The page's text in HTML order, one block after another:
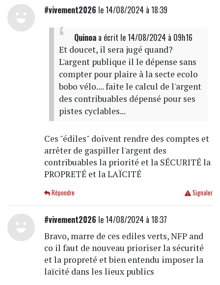
#vivement2026 le 14/08/2024 à 18:39
Quinoaa écrit le 14/08/2024 à 09h16
Et doucet, il sera jugé quand?
L'argent publique il le dépense sans
compter pour plaire à la secte ecolo
bobo vélo.... faite le calcul de l'argent
des contribuables dépensé pour ses
pistes cyclables...
Ces "édiles" doivent rendre des comptes et
arrêter de gaspiller l'argent des
contribuables la priorité et la SÉCURITÉ la
PROPRETÉ et la LAÏCITÉ
Signaler
Répondre
#vivement2026 le 14/08/2024 à 18:37
Bravo, marre de ces ediles verts, NFP and
co il faut de nouveau prioriser la sécurité
et la propreté et bien entendu imposer la
laïcité dans les lieux publics